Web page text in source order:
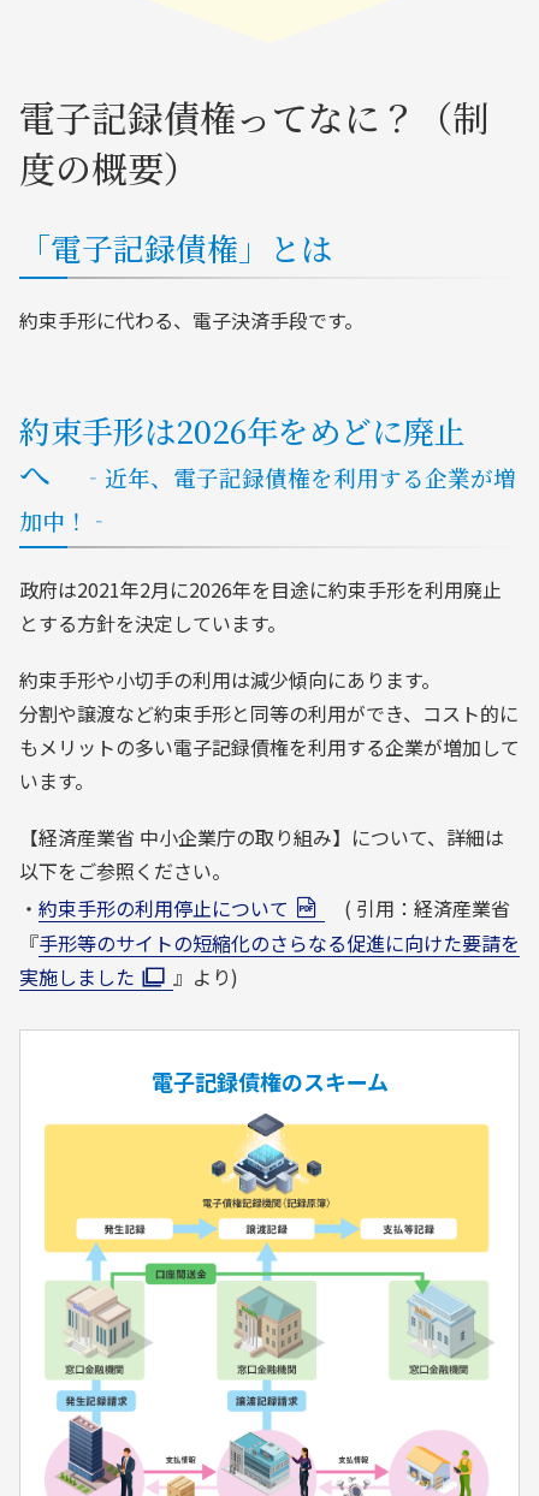
電子記録債権ってなに？（制
度の概要）
「電子記録債権」とは
約束手形に代わる、電子決済手段です。
約束手形は2026年をめどに廃止
へ
‐近年、電子記録債権を利用する企業が増
加中！‐
政府は2021年2月に2026年を目途に約束手形を利用廃止
とする方針を決定しています。
約束手形や小切手の利用は減少傾向にあります。
分割や譲渡など約束手形と同等の利用ができ、コスト的に
もメリットの多い電子記録債権を利用する企業が増加して
います。
【経済産業省 中小企業庁の取り組み】について、詳細は
以下をご参照ください。
・ 約束手形の利用停止について
( 引用：経済産業省
『手形等のサイトの短縮化のさらなる促進に向けた要請を
実施しました
』より)
電子記録債権のスキーム